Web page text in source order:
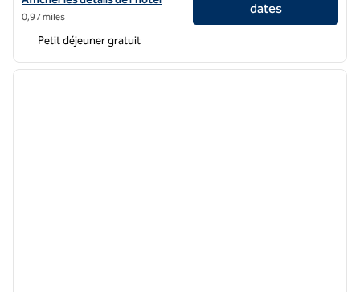
0,97 miles
dates
Petit déjeuner gratuit
1 sur 12